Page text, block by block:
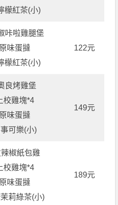
檬紅茶(小)
咔啦雞腿堡
味蛋撻
檬紅茶(小)
122元
良烤雞堡
校雞塊*4
味蛋撻
可樂(小)
149元
椒紙包雞
校雞塊*4
味蛋撻
莉綠茶(小)
189元